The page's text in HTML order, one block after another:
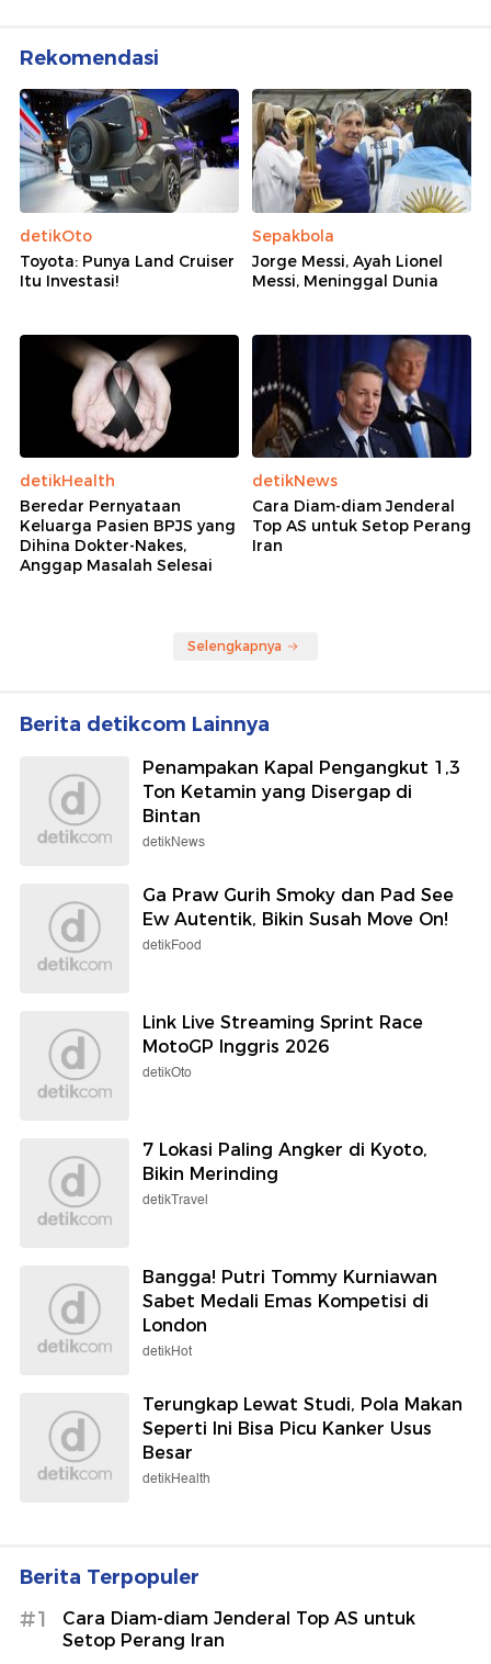
Rekomendasi
detikOto
Toyota: Punya Land Cruiser
Itu Investasi!
Sepakbola
Jorge Messi, Ayah Lionel
Messi, Meninggal Dunia
detikHealth
Beredar Pernyataan
Keluarga Pasien BPJS yang
Dihina Dokter-Nakes,
Anggap Masalah Selesai
detikNews
Cara Diam-diam Jenderal
Top AS untuk Setop Perang
Iran
Selengkapnya
Berita detikcom Lainnya
Penampakan Kapal Pengangkut 1,3
Ton Ketamin yang Disergap di
Bintan
detikNews
Ga Praw Gurih Smoky dan Pad See
Ew Autentik, Bikin Susah Move On!
detikFood
Link Live Streaming Sprint Race
MotoGP Inggris 2026
detikOto
7 Lokasi Paling Angker di Kyoto,
Bikin Merinding
detikTravel
Bangga! Putri Tommy Kurniawan
Sabet Medali Emas Kompetisi di
London
detikHot
Terungkap Lewat Studi, Pola Makan
Seperti Ini Bisa Picu Kanker Usus
Besar
detikHealth
Berita Terpopuler
#1
Cara Diam-diam Jenderal Top AS untuk
Setop Perang Iran